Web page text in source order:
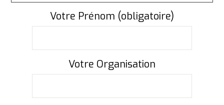
Votre Prénom (obligatoire)
Votre Organisation